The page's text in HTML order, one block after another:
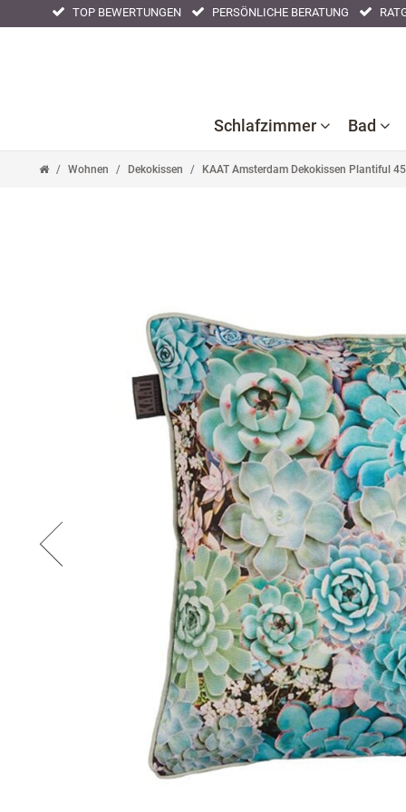
TOP BEWERTUNGEN PERSÖNLICHE BERATUNG
Schlafzimmer Bad
Wohnen Dekokissen KAAT Amsterdam Dekokissen Plantiful